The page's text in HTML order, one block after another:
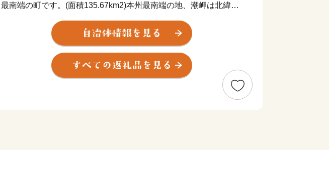
最南端の町です。(面積135.67km2)本州最南端の地、潮岬は北緯33
度26分、東経135度46分。これは、東京の八丈島とほぼ同緯度に位
置します。茫々たる太平洋に面し、東西に長く延びた海岸線はこの
地方の特色であるリアス式海岸で、奇岩・怪石の雄大な自然美に恵
まれ、吉野熊野国立公園および枯木灘県立自然公園の指定を受けて